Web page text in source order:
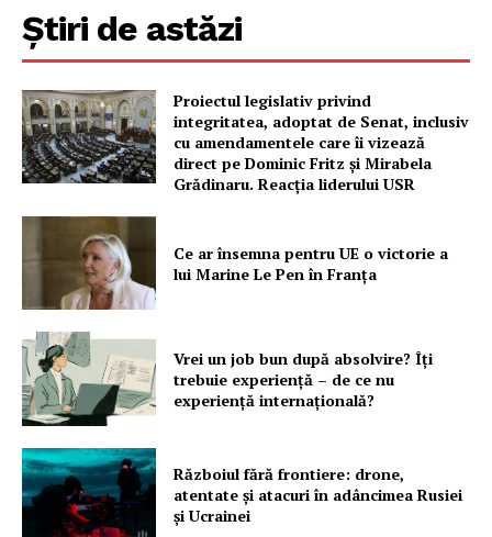
Știri de astăzi
Proiectul legislativ privind
integritatea, adoptat de Senat, inclusiv
cu amendamentele care îi vizează
direct pe Dominic Fritz și Mirabela
Grădinaru. Reacția liderului USR
Ce ar însemna pentru UE o victorie a
lui Marine Le Pen în Franța
Vrei un job bun după absolvire? Îți
trebuie experiență – de ce nu
experiență internațională?
Războiul fără frontiere: drone,
atentate și atacuri în adâncimea Rusiei
și Ucrainei